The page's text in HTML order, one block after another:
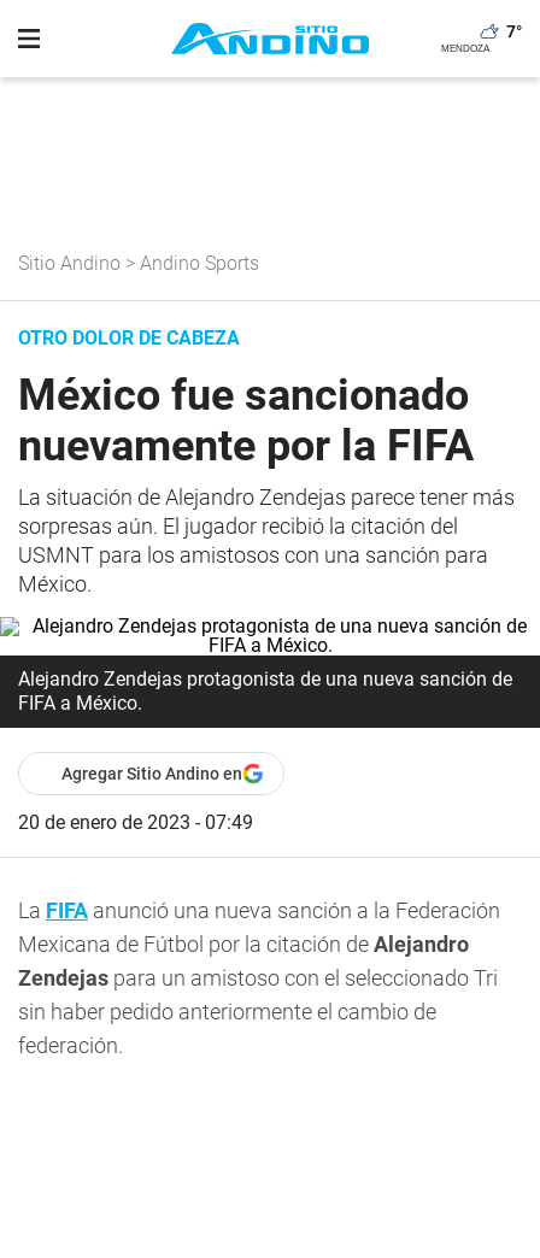
7°
Sitio Andino > Andino Sports
OTRO DOLOR DE CABEZA
México fue sancionado
nuevamente por la FIFA
La situación de Alejandro Zendejas parece tener más
sorpresas aún. El jugador recibió la citación del
USMNT para los amistosos con una sanción para
México.
Alejandro Zendejas protagonista de una nueva sanción de
FIFA a México.
Agregar Sitio Andino en
20 de enero de 2023 - 07:49
La FIFA anunció una nueva sanción a la Federación
Mexicana de Fútbol por la citación deAlejandro
Zendejas para un amistoso con el seleccionado Tri
sin haber pedido anteriormente el cambio de
federación.